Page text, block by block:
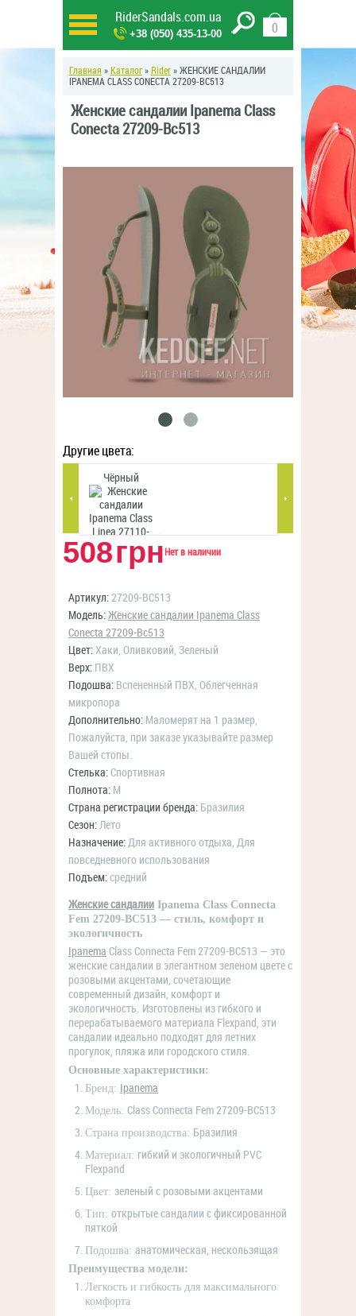
RiderSandals.com.ua
+38 (050) 435-13-00 0
Главная » Каталог» Rider » ЖЕНСКИЕ САНДАЛИИ
IPANEMA CLASS CONECTA 27209-BC513
Другие цвета:
Чёрный
Женские сандалии Ipanema Class
Conecta 27209-Bc513
508грн Нет в наличии
Артикул:27209-BC513
Модель:Женские сандалии Ipanema Class
Conecta 27209-Bc513
Цвет:Хаки, Оливковий, Зеленый
Верх: ПВХ
Подошва: Вспененный ПВХ, Облегченная
микропора
Дополнительно: Маломерят на 1 размер,
Пожалуйста, при заказе указывайте размер
Вашей стопы.
Стелька:Спортивная
Полнота: M
Страна регистрации бренда: Бразилия
Сезон:Лето
Назначение:Для активного отдыха, Для
повседневного использования
Подъем:средний
Женские сандалии Ipanema Class Connecta
Fem 27209-BC513 — стиль, комфорт и
экологичность
Ipanema Class Connecta Fem 27209-BC513 — это
женские сандалии в элегантном зеленом цвете с
розовыми акцентами, сочетающие
современный дизайн, комфорт и
экологичность. Изготовлены из гибкого и
перерабатываемого материала Flexpand, эти
сандалии идеально подходят для летних
прогулок, пляжа или городского стиля.
Основные характеристики:
Бренд: Ipanema
Модель: Class Connecta Fem 27209-BC513
Страна производства: Бразилия
Материал: гибкий и экологичный PVC
Flexpand
Цвет: зеленый с розовыми акцентами
Тип: открытые сандалии с фиксированной
пяткой
Подошва: анатомическая, нескользящая
Преимущества модели:
Легкость и гибкость для максимального
комфорта